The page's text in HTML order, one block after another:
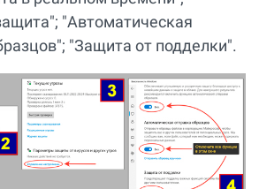
"Автоматическая
"Защита от подделки".